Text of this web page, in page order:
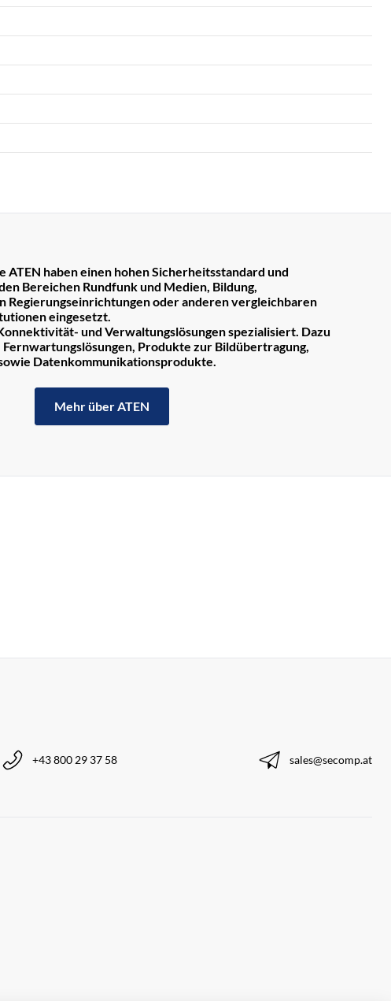
haben einen hohen Sicherheitsstandard und
Bereichen Rundfunk und Medien, Bildung,
Regierungseinrichtungen oder anderen vergleichbaren
eingesetzt.
und Verwaltungslösungen spezialisiert. Dazu
Produkte zur Bildübertragung,
Datenkommunikationsprodukte.
Mehr über ATEN
+43 800 29 37 58 sales@secomp.at